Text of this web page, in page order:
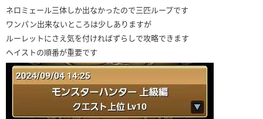
ネロミェール三体しか出なかったので三匹ループです
ワンパン出来ないところは少しありますが
ルーレットにさえ気を付ければずらしで攻略できます
ヘイストの順番が重要です